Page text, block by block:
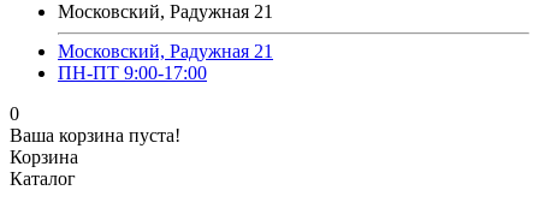
Московский, Радужная 21
Московский, Радужная 21
ПН-ПТ 9:00-17:00
0
Ваша корзина пуста!
Корзина
Каталог